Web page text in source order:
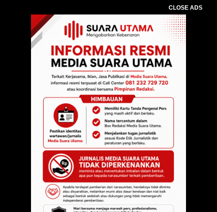
CLOSE ADS